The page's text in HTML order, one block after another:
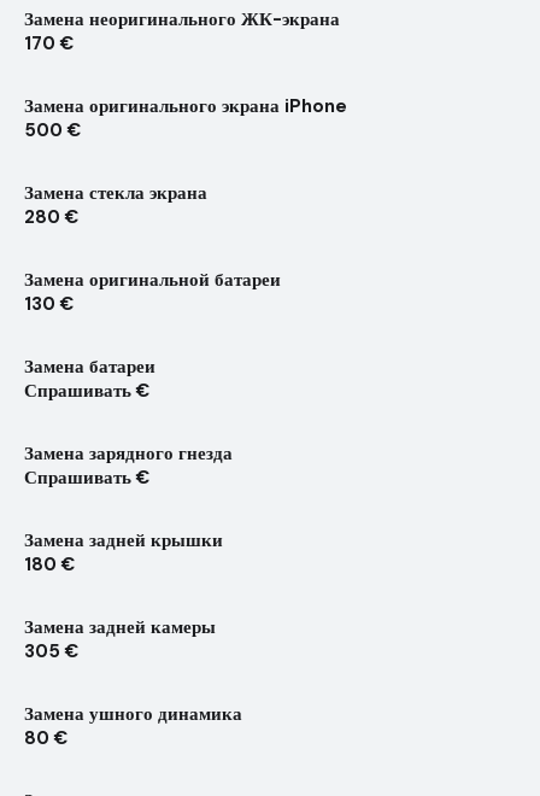
Замена неоригинального ЖК-экрана
170 €
Замена оригинального экрана iPhone
500 €
Замена стекла экрана
280 €
Замена оригинальной батареи
130 €
Замена батареи
Спрашивать €
Замена зарядного гнезда
Спрашивать €
Замена задней крышки
180 €
Замена задней камеры
305 €
Замена ушного динамика
80 €